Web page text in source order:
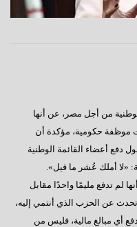
من أجل مصر، عن أنها
موظفة حكومية، مؤكدة أن
دفع أعضاء القائمة الوطنية
«لا أملك عُشر ما قيل».
لم تدفع مليمًا واحدًا مقابل
عن الحزب الذي أنتمي إليه،
أي مبالغ مالية، فليس من